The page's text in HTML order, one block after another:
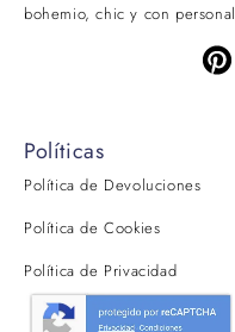
bohemio, chic y con
Políticas
Política de Devoluciones
Política de Cookies
Política de Privacidad